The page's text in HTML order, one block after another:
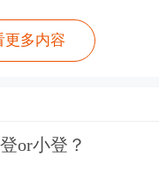
更多内容
or小登？